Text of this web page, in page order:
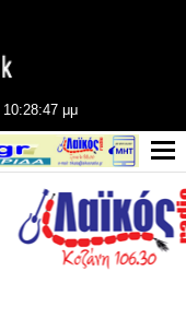
10:28:48 μμ